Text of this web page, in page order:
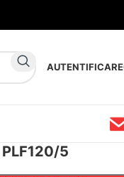
AUTENTIFICARE
5